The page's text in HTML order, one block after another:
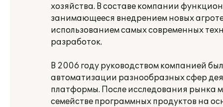
хозяйства. В составе компании
занимающееся внедрением новых
использованием самых современных
разработок.
В 2006 году руководством компанией
автоматизации разнообразных сфер
платформы. После исследования рынка
семействе программных продуктов на